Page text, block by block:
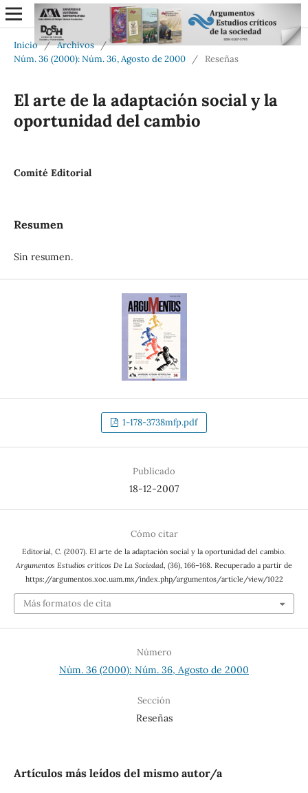
Inicio / Archivos /
Núm. 36 (2000): Núm. 36, Agosto de 2000
/ Reseñas
El arte de la adaptación social y la
oportunidad del cambio
Comité Editorial
Resumen
Sin resumen.
1-178-3738mfp.pdf
Publicado
18-12-2007
Cómo citar
Editorial, C. (2007). El arte de la adaptación social y la oportunidad del cambio.
Argumentos Estudios críticos De La Sociedad, (36), 166–168. Recuperado a partir de
https://argumentos.xoc.uam.mx/index.php/argumentos/article/view/1022
Más formatos de cita
Número
Núm. 36 (2000): Núm. 36, Agosto de 2000
Sección
Reseñas
Artículos más leídos del mismo autor/a